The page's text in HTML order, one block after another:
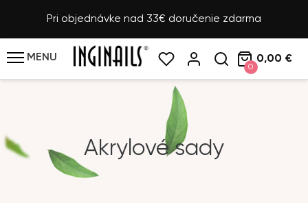
Pri objednávke nad 33€ doručenie zdarma
MENU
0
0,00 €
Akrylové sady